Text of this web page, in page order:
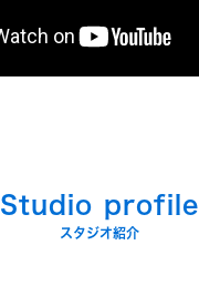
Studio profile
スタジオ紹介